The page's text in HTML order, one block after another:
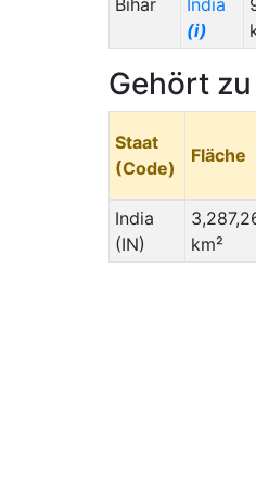
Bihar
India
(i)
Gehört zu
Staat
(Code)
Fläche
India
(IN)
km²